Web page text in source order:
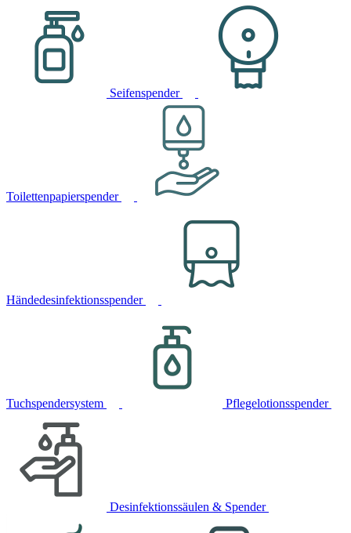
Seifenspender
Toilettenpapierspender
Händedesinfektionsspender
Tuchspendersystem Pflegelotionsspender
Desinfektionssäulen & Spender